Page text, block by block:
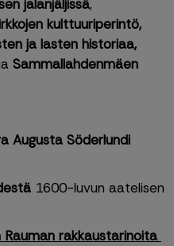
jalanjäljissä
kulttuuriperintö,
ja lasten historiaa,
Sammallahdenmäen
Augusta Söderlundi
1600-luvun aatelisen
Rauman rakkaustarinoita